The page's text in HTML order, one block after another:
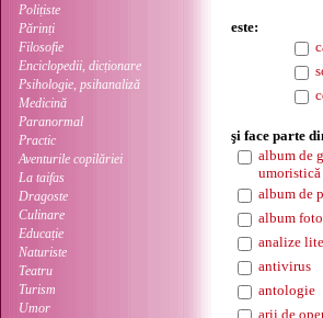
Polițiste
Părinți
Filosofie
Enciclopedii, dicționare
Psihologie, psihanaliză
Medicină
Paranormal
Practic
Aventurile copilăriei
La taifas
Dragoste
Culinare
Educație
Naturiste
Teatru
Turism
Umor
este:
şi face parte
album de
umoristică
album de
album foto
analize
antivirus
antologie
arii de